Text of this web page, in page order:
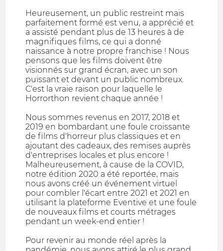
Heureusement, un public restreint mais
parfaitement formé est venu, a apprécié et
a assisté pendant plus de 13 heures à de
magnifiques films, ce qui a donné
naissance à notre propre franchise ! Nous
pensons que les films doivent être
visionnés sur grand écran, avec un son
puissant et devant un public nombreux.
C'est la vraie raison pour laquelle le
Horrorthon revient chaque année !
Nous sommes revenus en 2017, 2018 et
2019 en bombardant une foule croissante
de films d'horreur plus classiques et en
ajoutant des cadeaux, des remises auprès
d'entreprises locales et plus encore !
Malheureusement, à cause de la COVID,
notre édition 2020 a été reportée, mais
nous avons créé un événement virtuel
pour combler l'écart entre 2021 et 2021 en
utilisant la plateforme Eventive et une foule
de nouveaux films et courts métrages
pendant un week-end entier !
Pour revenir au monde réel après la